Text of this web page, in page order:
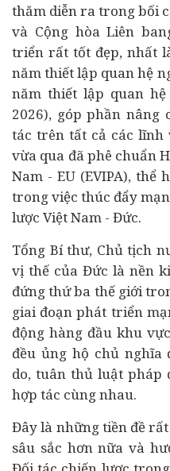
thăm diễn ra trong bối
và Cộng hòa Liên
triển rất tốt đẹp, nhất
năm thiết lập quan hệ
năm thiết lập quan
2026), góp phần nâng
tác trên tất cả các lĩnh
vừa qua đã phê chuẩn
Nam - EU (EVIPA), thể
trong việc thúc đẩy
lược Việt Nam - Đức.
Tổng Bí thư, Chủ tịch
vị thế của Đức là nền
đứng thứ ba thế giới
giai đoạn phát triển
động hàng đầu khu
đều ủng hộ chủ nghĩa
do, tuân thủ luật pháp
hợp tác cùng nhau.
Đây là những tiền đề
sâu sắc hơn nữa và